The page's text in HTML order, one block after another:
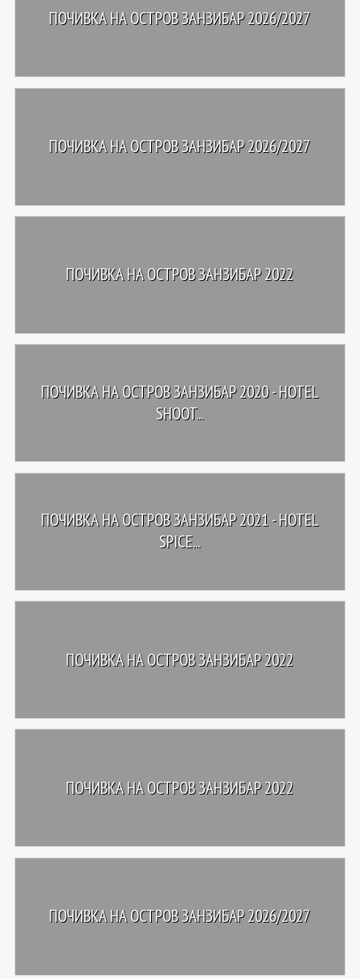
ПОЧИВКА НА ОСТРОВ ЗАНЗИБАР 2026/2027
ПОЧИВКА НА ОСТРОВ ЗАНЗИБАР 2026/2027
ПОЧИВКА НА ОСТРОВ ЗАНЗИБАР 2022
ПОЧИВКА НА ОСТРОВ ЗАНЗИБАР 2020 - HOTEL
SHOOT...
ПОЧИВКА НА ОСТРОВ ЗАНЗИБАР 2021 - HOTEL
SPICE...
ПОЧИВКА НА ОСТРОВ ЗАНЗИБАР 2022
ПОЧИВКА НА ОСТРОВ ЗАНЗИБАР 2022
ПОЧИВКА НА ОСТРОВ ЗАНЗИБАР 2026/2027